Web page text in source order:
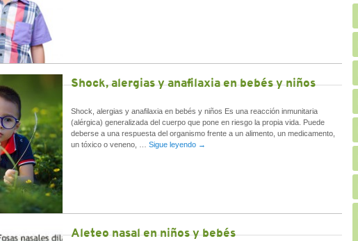
Shock, alergias y anafilaxia en bebés y niños
Shock, alergias y anafilaxia en bebés y niños Es una reacción inmunitaria
(alérgica) generalizada del cuerpo que pone en riesgo la propia vida. Puede
deberse a una respuesta del organismo frente a un alimento, un medicamento,
un tóxico o veneno, … Sigue leyendo →
Aleteo nasal en niños y bebés